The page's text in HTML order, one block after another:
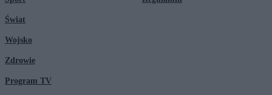
Świat
Wojsko
Zdrowie
Program TV